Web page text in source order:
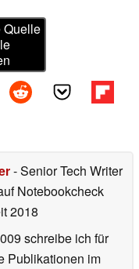
Quelle
- Senior Tech Writer
Notebookcheck
2018
schreibe ich für
Publikationen im